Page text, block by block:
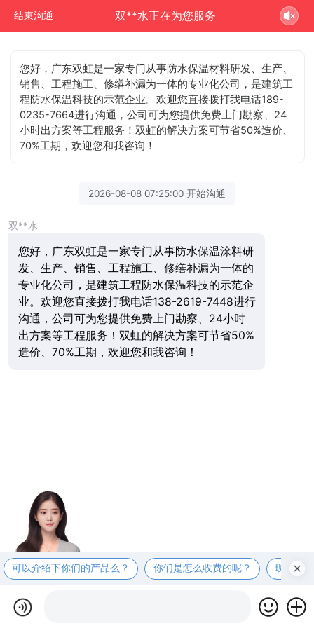
结束沟通 双**水正在为您服务
您好，广东双虹是一家专门从事防水保温材料研发、生产、
销售、工程施工、修缮补漏为一体的专业化公司，是建筑工
程防水保温科技的示范企业。欢迎您直接拨打我电话189-
0235-7664进行沟通，公司可为您提供免费上门勘察、24
小时出方案等工程服务！双虹的解决方案可节省50%造价、
70%工期，欢迎您和我咨询！
2026-08-08 07:25:00 开始沟通
双**水
您好，广东双虹是一家专门从事防水保温涂料研
发、生产、销售、工程施工、修缮补漏为一体的
专业化公司，是建筑工程防水保温科技的示范企
业。欢迎您直接拨打我电话138-2619-7448进行
沟通，公司可为您提供免费上门勘察、24小时
出方案等工程服务！双虹的解决方案可节省50%
造价、70%工期，欢迎您和我咨询！
可以介绍下你们的产品么？ 你们是怎么收费的呢？ 现在有